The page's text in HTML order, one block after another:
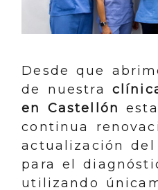
Desde que
de nuestra
en Castellón
continua
actualización
para el
utilizando